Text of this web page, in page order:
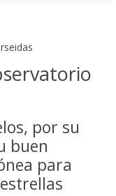
por su
buen
para